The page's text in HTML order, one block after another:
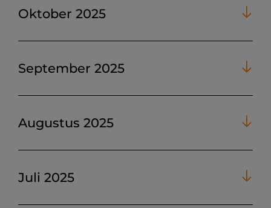
Oktober 2025
September 2025
Augustus 2025
Juli 2025